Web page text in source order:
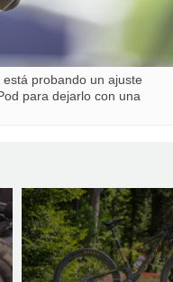
probando un ajuste
para dejarlo con una